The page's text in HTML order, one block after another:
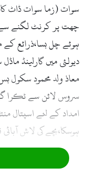
چھت پر کرنٹ لگنے سے
ہوئے چل بسا،ذرائع
دیولئی میں گارلینڈ
معاذ ولد محمود سکول
سروس لائن سے ٹکرا
امداد کے لئے اسپتال
ہوسکا،بچے کی لاش